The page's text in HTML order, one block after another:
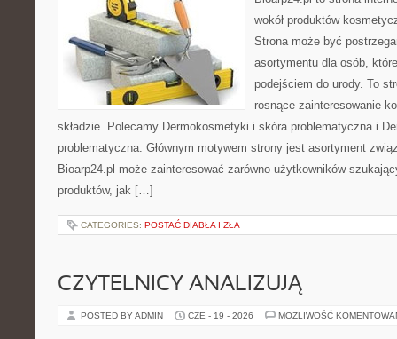
wokół produktów
Strona może być
asortymentu dla osób,
podejściem do urody. To
rosnące zainteresowanie
składzie. Polecamy Dermokosmetyki i skóra problematyczna i
problematyczna. Głównym motywem strony jest asortyment
Bioarp24.pl może zainteresować zarówno użytkowników
produktów, jak […]
CATEGORIES: POSTAĆ DIABŁA I ZŁA
CZYTELNICY ANALIZUJĄ
POSTED BY ADMIN CZE - 19 - 2026 MOŻLIWOŚĆ